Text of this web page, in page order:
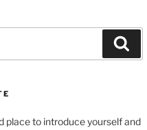
place to introduce yourself and